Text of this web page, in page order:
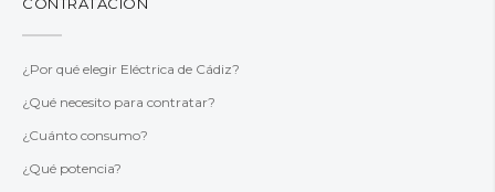
¿Por qué elegir Eléctrica de Cádiz?
¿Qué necesito para contratar?
¿Cuánto consumo?
¿Qué potencia?